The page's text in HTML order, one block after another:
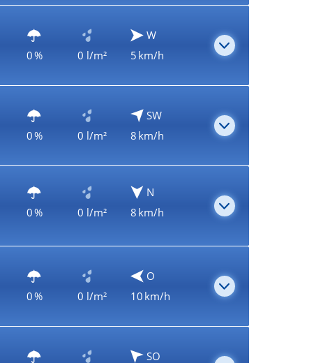
0 % 0 l/m²
W
5 km/h
0 % 0 l/m²
SW
8 km/h
0 % 0 l/m²
N
8 km/h
0 % 0 l/m²
O
10 km/h
SO